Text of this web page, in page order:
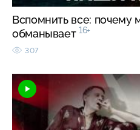
Вспомнить все: почему
обманывает 16+
307